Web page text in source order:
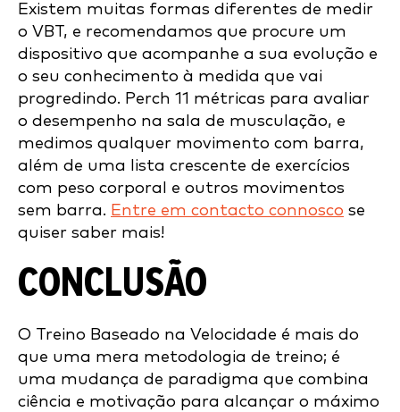
Existem muitas formas diferentes de medir
o VBT, e recomendamos que procure um
dispositivo que acompanhe a sua evolução e
o seu conhecimento à medida que vai
progredindo. Perch 11 métricas para avaliar
o desempenho na sala de musculação, e
medimos qualquer movimento com barra,
além de uma lista crescente de exercícios
com peso corporal e outros movimentos
sem barra. Entre em contacto connosco se
quiser saber mais!
CONCLUSÃO
O Treino Baseado na Velocidade é mais do
que uma mera metodologia de treino; é
uma mudança de paradigma que combina
ciência e motivação para alcançar o máximo